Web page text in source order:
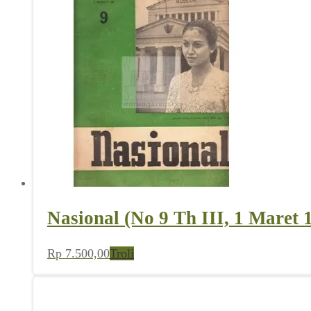
Nasional (No 9 Th III, 1 Maret
Rp 7.500,00Troli